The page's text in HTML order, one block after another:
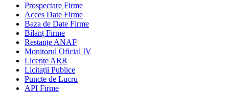
Prospectare Firme
Acces Date Firme
Baza de Date Firme
Bilanț Firme
Restanțe ANAF
Monitorul Oficial IV
Licențe ARR
Licitații Publice
Puncte de Lucru
API Firme